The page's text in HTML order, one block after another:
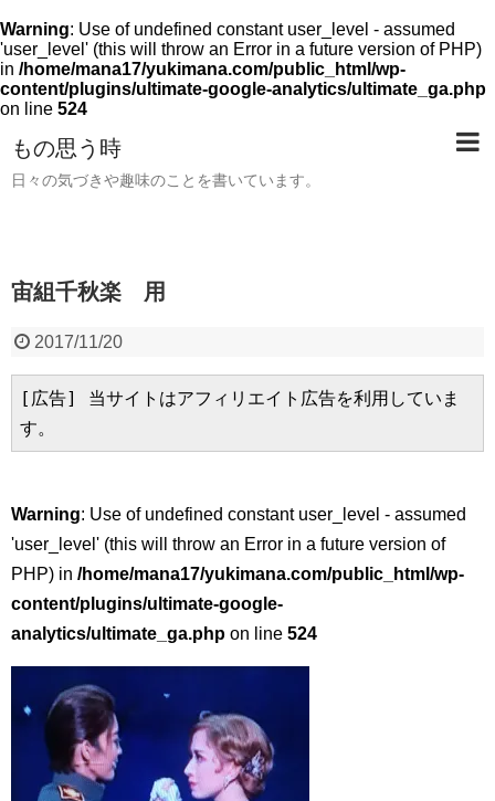
Warning: Use of undefined constant user_level - assumed
'user_level' (this will throw an Error in a future version of PHP)
in /home/mana17/yukimana.com/public_html/wp-
content/plugins/ultimate-google-analytics/ultimate_ga.php
on line 524
もの思う時
日々の気づきや趣味のことを書いています。
宙組千秋楽 用
2017/11/20
[広告] 当サイトはアフィリエイト広告を利用していま
す。
Warning: Use of undefined constant user_level - assumed
'user_level' (this will throw an Error in a future version of
PHP) in /home/mana17/yukimana.com/public_html/wp-
content/plugins/ultimate-google-
analytics/ultimate_ga.php on line 524